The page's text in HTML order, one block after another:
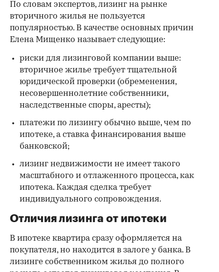
По словам экспертов, лизинг на рынке
вторичного жилья не пользуется
популярностью. В качестве основных причин
Елена Мищенко называет следующие:
риски для лизинговой компании выше:
вторичное жилье требует тщательной
юридической проверки (обременения,
несовершеннолетние собственники,
наследственные споры, аресты);
платежи по лизингу обычно выше, чем по
ипотеке, а ставка финансирования выше
банковской;
лизинг недвижимости не имеет такого
масштабного и отлаженного процесса, как
ипотека. Каждая сделка требует
индивидуального сопровождения.
Отличия лизинга от ипотеки
В ипотеке квартира сразу оформляется на
покупателя, но находится в залоге у банка. В
лизинге собственником жилья до полного